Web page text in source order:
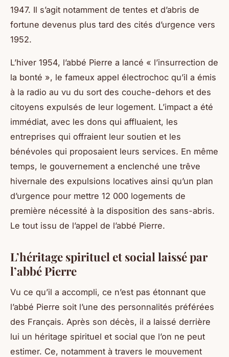
1947. Il s’agit notamment de tentes et d’abris de
fortune devenus plus tard des cités d’urgence vers
1952.
L’hiver 1954, l’abbé Pierre a lancé « l’insurrection de
la bonté », le fameux appel électrochoc qu’il a émis
à la radio au vu du sort des couche-dehors et des
citoyens expulsés de leur logement. L’impact a été
immédiat, avec les dons qui affluaient, les
entreprises qui offraient leur soutien et les
bénévoles qui proposaient leurs services. En même
temps, le gouvernement a enclenché une trêve
hivernale des expulsions locatives ainsi qu’un plan
d’urgence pour mettre 12 000 logements de
première nécessité à la disposition des sans-abris.
Le tout issu de l’appel de l’abbé Pierre.
L’héritage spirituel et social laissé par
l’abbé Pierre
Vu ce qu’il a accompli, ce n’est pas étonnant que
l’abbé Pierre soit l’une des personnalités préférées
des Français. Après son décès, il a laissé derrière
lui un héritage spirituel et social que l’on ne peut
estimer. Ce, notamment à travers le mouvement